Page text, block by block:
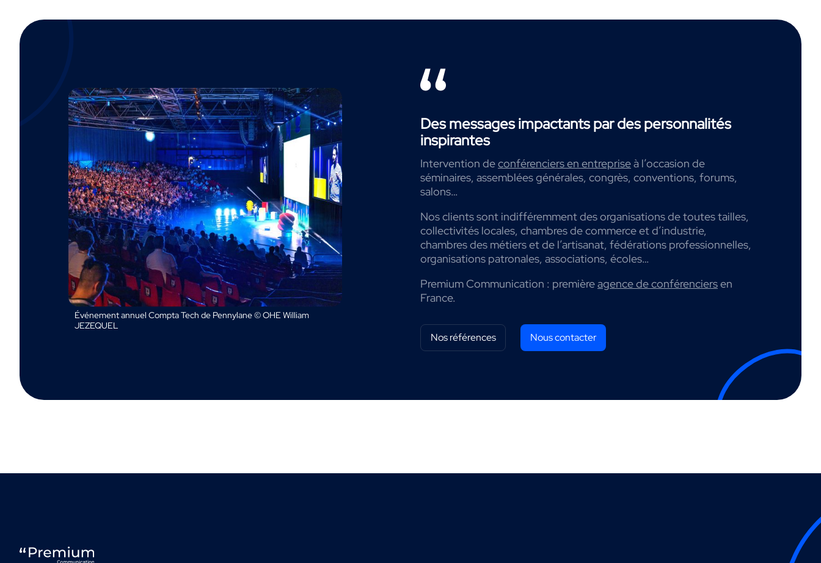
Événement annuel Compta Tech de Pennylane © OHE William
JEZEQUEL
Des messages impactants par des personnalités
inspirantes
Intervention deconférenciers en entrepriseà l’occasion de
séminaires, assemblées générales, congrès, conventions, forums,
salons…
Nos clients sont indifféremment des organisations de toutes tailles,
collectivités locales, chambres de commerce et d’industrie,
chambres des métiers et de l’artisanat, fédérations professionnelles,
organisations patronales, associations, écoles…
Premium Communication : premièreagence de conférenciersen
France.
Nos références Nous contacter